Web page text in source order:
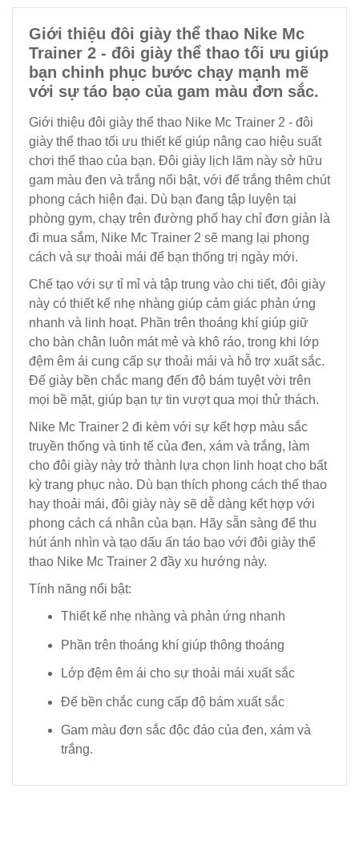
Giới thiệu đôi giày thể thao Nike Mc
Trainer 2 - đôi giày thể thao tối ưu giúp
bạn chinh phục bước chạy mạnh mẽ
với sự táo bạo của gam màu đơn sắc.
Giới thiệu đôi giày thể thao Nike Mc Trainer 2 - đôi
giày thể thao tối ưu thiết kế giúp nâng cao hiệu suất
chơi thể thao của bạn. Đôi giày lịch lãm này sở hữu
gam màu đen và trắng nổi bật, với đế trắng thêm chút
phong cách hiện đại. Dù bạn đang tập luyện tại
phòng gym, chạy trên đường phố hay chỉ đơn giản là
đi mua sắm, Nike Mc Trainer 2 sẽ mang lại phong
cách và sự thoải mái để bạn thống trị ngày mới.
Chế tạo với sự tỉ mỉ và tập trung vào chi tiết, đôi giày
này có thiết kế nhẹ nhàng giúp cảm giác phản ứng
nhanh và linh hoạt. Phần trên thoáng khí giúp giữ
cho bàn chân luôn mát mẻ và khô ráo, trong khi lớp
đệm êm ái cung cấp sự thoải mái và hỗ trợ xuất sắc.
Đế giày bền chắc mang đến độ bám tuyệt vời trên
mọi bề mặt, giúp bạn tự tin vượt qua mọi thử thách.
Nike Mc Trainer 2 đi kèm với sự kết hợp màu sắc
truyền thống và tinh tế của đen, xám và trắng, làm
cho đôi giày này trở thành lựa chọn linh hoạt cho bất
kỳ trang phục nào. Dù bạn thích phong cách thể thao
hay thoải mái, đôi giày này sẽ dễ dàng kết hợp với
phong cách cá nhân của bạn. Hãy sẵn sàng để thu
hút ánh nhìn và tạo dấu ấn táo bạo với đôi giày thể
thao Nike Mc Trainer 2 đầy xu hướng này.
Tính năng nổi bật:
Thiết kế nhẹ nhàng và phản ứng nhanh
Phần trên thoáng khí giúp thông thoáng
Lớp đệm êm ái cho sự thoải mái xuất sắc
Đế bền chắc cung cấp độ bám xuất sắc
Gam màu đơn sắc độc đáo của đen, xám và
trắng.